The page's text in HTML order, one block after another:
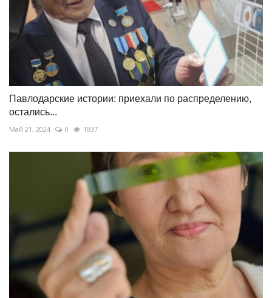
Павлодарские истории: приехали по распределению,
остались...
Май 21, 2024 0 1037